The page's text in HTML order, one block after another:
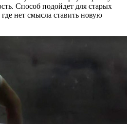
Способ подойдет для старых
нет смысла ставить новую